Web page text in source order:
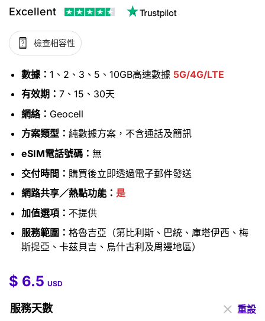
Excellent
檢查相容性
數據： 1、2、3、5、10GB高速數據 5G/4G/LTE
有效期： 7、15、30天
網絡： Geocell
方案類型： 純數據方案，不含通話及簡訊
eSIM電話號碼： 無
交付時間： 購買後立即透過電子郵件發送
網路共享／熱點功能： 是
加值選項： 不提供
服務範圍： 格魯吉亞（第比利斯、巴統、庫塔伊西、梅
斯提亞、卡茲貝吉、烏什古利及周邊地區）
$ 6.5 –$
服務天數 重設
$ 6.5 USD